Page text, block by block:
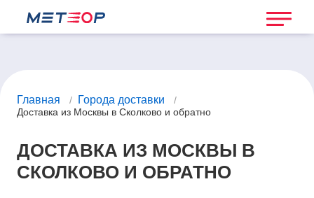
Главная / Города доставки
/
Доставка из Москвы в Сколково и обратно
ДОСТАВКА ИЗ МОСКВЫ В
СКОЛКОВО И ОБРАТНО